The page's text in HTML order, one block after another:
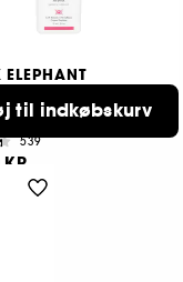
ELEPHANT
eye serum
539
til indkøbskurv